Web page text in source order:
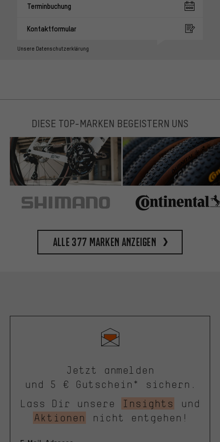
Terminbuchung
Kontaktformular
Unsere Datenschutzerklärung
DIESE TOP-MARKEN BEGEISTERN UNS
Alle 377 Marken anzeigen
Jetzt anmelden
und 5 € Gutschein* sichern.
Lass Dir unsere
Insights
und
Aktionen
nicht entgehen!